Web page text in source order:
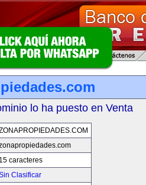
lo ha puesto en Venta
15 caracteres
Clasificar